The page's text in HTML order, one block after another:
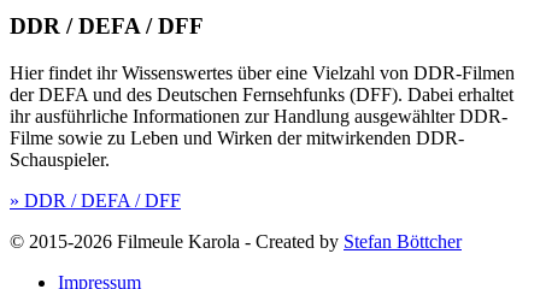
DDR / DEFA / DFF
Hier findet ihr Wissenswertes über eine Vielzahl von DDR-Filmen
der DEFA und des Deutschen Fernsehfunks (DFF). Dabei erhaltet
ihr ausführliche Informationen zur Handlung ausgewählter DDR-
Filme sowie zu Leben und Wirken der mitwirkenden DDR-
Schauspieler.
» DDR / DEFA / DFF
© 2015-2026 Filmeule Karola - Created by Stefan Böttcher
Impressum